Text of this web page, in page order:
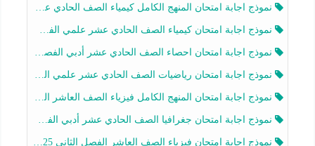
نموذج اجابة امتحان المنهج الكامل كيمياء الصف الحادي عشر علمي الفصل الثاني 2025-2026
نموذج اجابة امتحان كيمياء الصف الحادي عشر علمي الفصل الثاني 2025-2026
نموذج اجابة امتحان احصاء الصف الحادي عشر أدبي الفصل الثاني 2025-2026
نموذج اجابة امتحان رياضيات الصف الحادي عشر علمي الفصل الثاني 2025-2026
نموذج اجابة امتحان المنهج الكامل فيزياء الصف العاشر الفصل الثاني 2025-2026
نموذج اجابة امتحان جغرافيا الصف الحادي عشر أدبي الفصل الثاني 2025-2026
نموذج اجابة امتحان فيزياء الصف العاشر الفصل الثاني 2025-2026